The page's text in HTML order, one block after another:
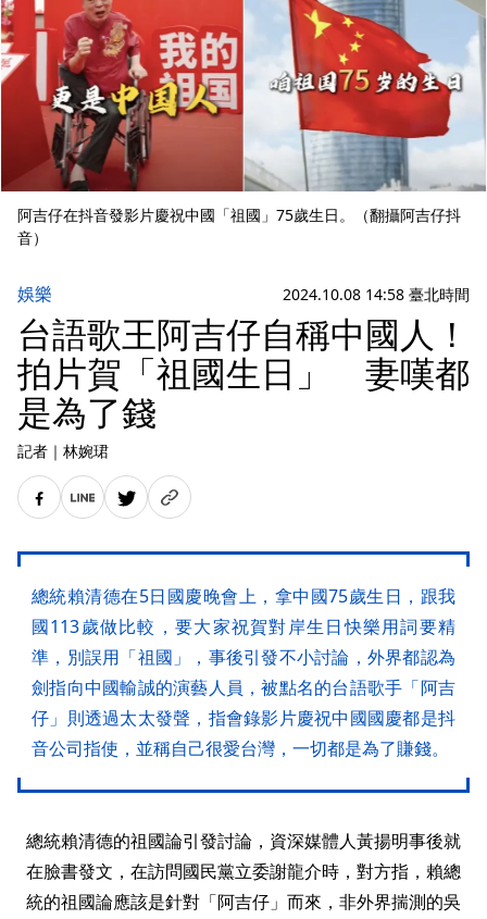
阿吉仔在抖音發影片慶祝中國「祖國」75歲生日。（翻攝阿吉仔抖
音）
娛樂 2024.10.08 14:58 臺北時間
台語歌王阿吉仔自稱中國人！
拍片賀「祖國生日」 妻嘆都
是為了錢
記者 ｜ 林婉珺
總統賴清德在5日國慶晚會上，拿中國75歲生日，跟我
國113歲做比較，要大家祝賀對岸生日快樂用詞要精
準，別誤用「祖國」，事後引發不小討論，外界都認為
劍指向中國輸誠的演藝人員，被點名的台語歌手「阿吉
仔」則透過太太發聲，指會錄影片慶祝中國國慶都是抖
音公司指使，並稱自己很愛台灣，一切都是為了賺錢。
總統賴清德的祖國論引發討論，資深媒體人黃揚明事後就
在臉書發文，在訪問國民黨立委謝龍介時，對方指，賴總
統的祖國論應該是針對「阿吉仔」而來，非外界揣測的吳